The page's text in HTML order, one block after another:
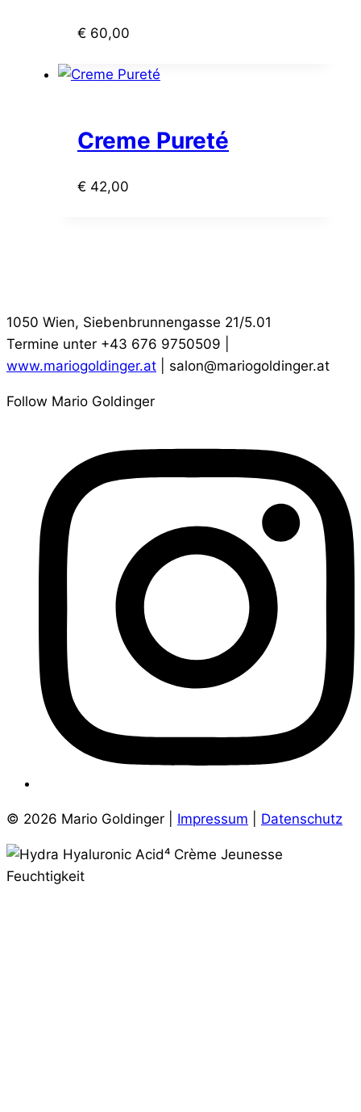
€ 60,00
Creme Pureté
€ 42,00
1050 Wien, Siebenbrunnengasse 21/5.01
Termine unter +43 676 9750509 |
www.mariogoldinger.at | salon@mariogoldinger.at
Follow Mario Goldinger
© 2026 Mario Goldinger | Impressum Datenschutz